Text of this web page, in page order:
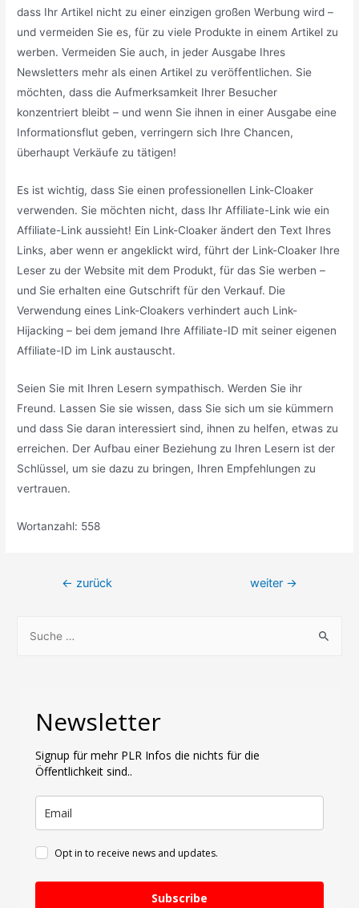
dass Ihr Artikel nicht zu einer einzigen großen Werbung wird –
und vermeiden Sie es, für zu viele Produkte in einem Artikel zu
werben. Vermeiden Sie auch, in jeder Ausgabe Ihres
Newsletters mehr als einen Artikel zu veröffentlichen. Sie
möchten, dass die Aufmerksamkeit Ihrer Besucher
konzentriert bleibt – und wenn Sie ihnen in einer Ausgabe eine
Informationsflut geben, verringern sich Ihre Chancen,
überhaupt Verkäufe zu tätigen!
Es ist wichtig, dass Sie einen professionellen Link-Cloaker
verwenden. Sie möchten nicht, dass Ihr Affiliate-Link wie ein
Affiliate-Link aussieht! Ein Link-Cloaker ändert den Text Ihres
Links, aber wenn er angeklickt wird, führt der Link-Cloaker Ihre
Leser zu der Website mit dem Produkt, für das Sie werben –
und Sie erhalten eine Gutschrift für den Verkauf. Die
Verwendung eines Link-Cloakers verhindert auch Link-
Hijacking – bei dem jemand Ihre Affiliate-ID mit seiner eigenen
Affiliate-ID im Link austauscht.
Seien Sie mit Ihren Lesern sympathisch. Werden Sie ihr
Freund. Lassen Sie sie wissen, dass Sie sich um sie kümmern
und dass Sie daran interessiert sind, ihnen zu helfen, etwas zu
erreichen. Der Aufbau einer Beziehung zu Ihren Lesern ist der
Schlüssel, um sie dazu zu bringen, Ihren Empfehlungen zu
vertrauen.
Wortanzahl: 558
Beitragsnavigation
← zurück weiter →
Newsletter
Signup für mehr PLR Infos die nichts für die
Öffentlichkeit sind..
Opt in to receive news and updates.
Subscribe